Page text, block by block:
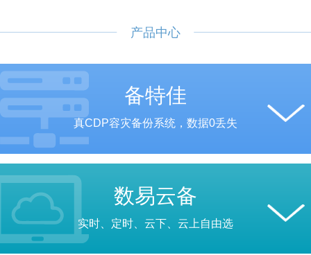
产品中心
备特佳
真CDP容灾备份系统，数据0丢失
数易云备
实时、定时、云下、云上自由选